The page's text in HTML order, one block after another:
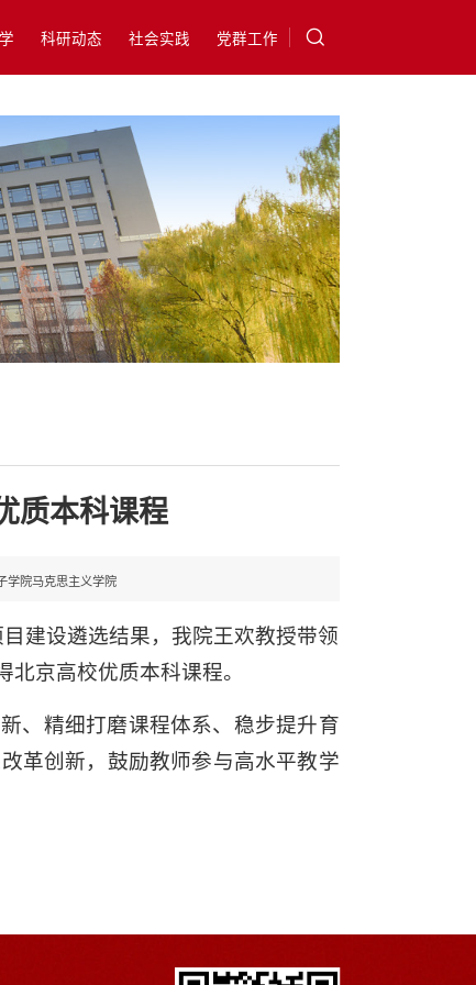
科研动态 社会实践 党群工作
质本科课程
学院马克思主义学院
建设遴选结果，我院王欢教授带领
京高校优质本科课程。
、精细打磨课程体系、稳步提升育
革创新，鼓励教师参与高水平教学